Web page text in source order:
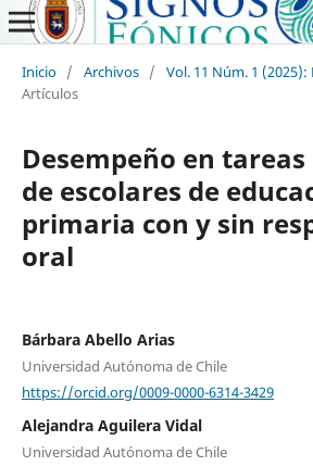
Inicio / Archivos / Vol. 11 Núm. 1 (2025):
Artículos
Desempeño en
de escolares de
primaria con y sin
oral
Bárbara Abello Arias
Universidad Autónoma de Chile
https://orcid.org/0009-0000-6314-3429
Alejandra Aguilera Vidal
Universidad Autónoma de Chile